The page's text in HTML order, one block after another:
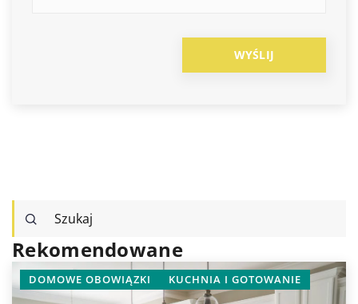
Rekomendowane
KUCHNIA I GOTOWANIE INNE